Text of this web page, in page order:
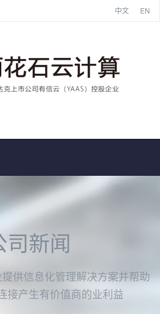
中文 EN
司新闻
供信息化管理解决方案并帮助
接产生有价值商的业利益